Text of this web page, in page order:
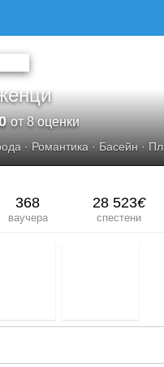
от 8 оценки
· Романтика · Басейн ·
368
ваучера
28 523€
спестени